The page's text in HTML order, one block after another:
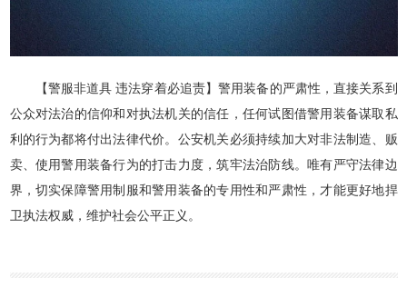
【警服非道具 违法穿着必追责】警用装备的严肃性，直接关系到
公众对法治的信仰和对执法机关的信任，任何试图借警用装备谋取私
利的行为都将付出法律代价。公安机关必须持续加大对非法制造、贩
卖、使用警用装备行为的打击力度，筑牢法治防线。唯有严守法律边
界，切实保障警用制服和警用装备的专用性和严肃性，才能更好地捍
卫执法权威，维护社会公平正义。